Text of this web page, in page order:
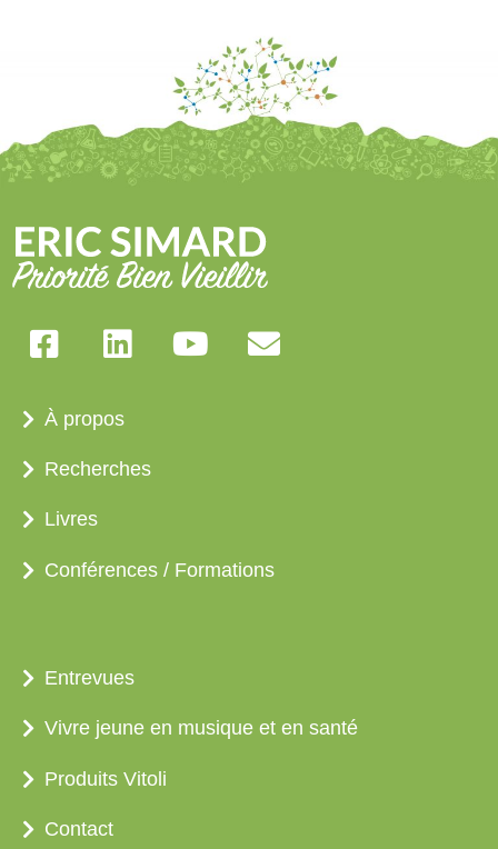
À propos
Recherches
Livres
Conférences / Formations
Entrevues
Vivre jeune en musique et en santé
Produits Vitoli
Contact